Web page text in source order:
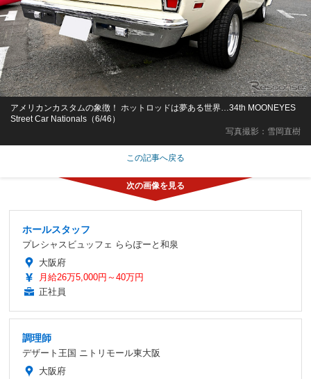
写真撮影：雪岡直樹
アメリカンカスタムの象徴！ ホットロッドは夢ある世界…34th MOONEYES
Street Car Nationals（6/46）
この記事へ戻る
ホールスタッフ
プレシャスビュッフェ ららぽーと和泉
大阪府
月給26万5,000円～40万円
正社員
調理師
デザート王国 ニトリモール東大阪
大阪府